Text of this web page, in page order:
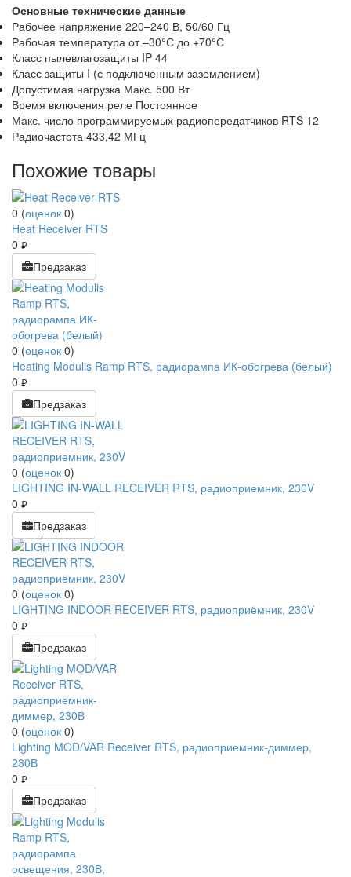
Основные технические данные
Рабочее напряжение 220–240 В, 50/60 Гц
Рабочая температура от –30°С до +70°С
Класс пылевлагозащиты IP 44
Класс защиты I (с подключенным заземлением)
Допустимая нагрузка Макс. 500 Вт
Время включения реле Постоянное
Макс. число программируемых радиопередатчиков RTS 12
Радиочастота 433,42 МГц
Похожие товары
0 (оценок 0)
Heat Receiver RTS
0 руб.
Предзаказ
0 (оценок 0)
Heating Modulis Ramp RTS, радиорампа ИК-обогрева (белый)
0 руб.
Предзаказ
0 (оценок 0)
LIGHTING IN-WALL RECEIVER RTS, радиоприемник, 230V
0 руб.
Предзаказ
0 (оценок 0)
LIGHTING INDOOR RECEIVER RTS, радиоприёмник, 230V
0 руб.
Предзаказ
0 (оценок 0)
Lighting MOD/VAR Receiver RTS, радиоприемник-диммер,
230В
0 руб.
Предзаказ